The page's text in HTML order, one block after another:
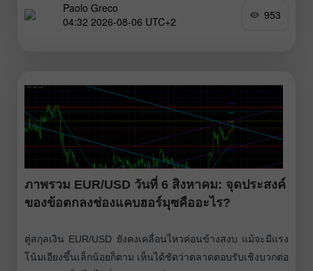
เพราะความตึงเครียดทางภูมิรัฐศาสตร์ผ่อนคลายลง หรือเพราะ
ช่องแคบฮอร์มุซอาจถูกเปิดใช้ได้ ประการแรก แทบจะไม่มี
ครั้งแล้วครั้งเล่า มากเสียยิ่งกว่าจำนวนครั้งที่แมวของเพื่อนบ้าน
ได้กินคัตเลตในชีวิตมันเสียอีก
Paolo Greco
04:32 2026-08-06 UTC+2
953
ภาพรวม EUR/USD วันที่ 6 สิงหาคม: จุดประสงค์
ของข้อตกลงช่องแคบฮอร์มุซคืออะไร?
คู่สกุลเงิน EUR/USD ยังคงเคลื่อนไหวค่อนข้างสงบ แม้จะมีแรง
โน้มเอียงขึ้นเล็กน้อยก็ตาม เห็นได้ชัดว่าตลาดตอบรับเชิงบวกต่อ